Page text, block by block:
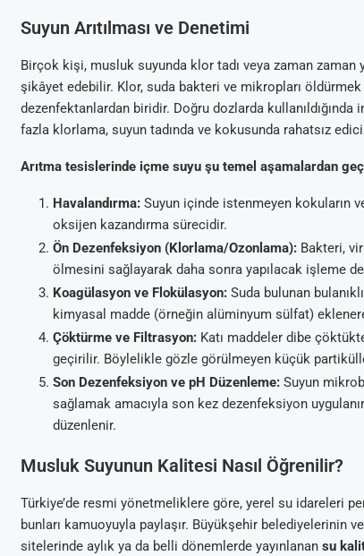
Suyun Arıtılması ve Denetimi
Birçok kişi, musluk suyunda klor tadı veya zaman
şikâyet edebilir. Klor, suda bakteri ve mikropları öldürmek
dezenfektanlardan biridir. Doğru dozlarda kullanıldığında
fazla klorlama, suyun tadında ve kokusunda rahatsız
Arıtma tesislerinde içme suyu şu temel aşamalardan
Havalandırma:Suyun içinde istenmeyen kokuların
oksijen kazandırma sürecidir.
Ön Dezenfeksiyon (Klorlama/Ozonlama):Bakteri,
ölmesini sağlayarak daha sonra yapılacak işleme
Koagülasyon ve Flokülasyon:Suda bulunan
kimyasal madde (örneğin alüminyum sülfat)
Çöktürme ve Filtrasyon:Katı maddeler dibe
geçirilir. Böylelikle gözle görülmeyen küçük
Son Dezenfeksiyon ve pH Düzenleme:Suyun
sağlamak amacıyla son kez dezenfeksiyon
düzenlenir.
Musluk Suyunun Kalitesi Nasıl Öğrenilir?
Türkiye’de resmi yönetmeliklere göre, yerel su idareleri
bunları kamuoyuyla paylaşır. Büyükşehir belediyelerinin
sitelerinde aylık ya da belli dönemlerde yayınlanan su